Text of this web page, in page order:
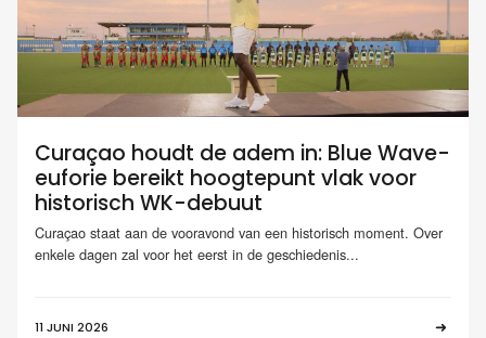
Curaçao houdt de adem in: Blue Wave-
euforie bereikt hoogtepunt vlak voor
historisch WK-debuut
Curaçao staat aan de vooravond van een historisch moment. Over
enkele dagen zal voor het eerst in de geschiedenis...
11 JUNI 2026